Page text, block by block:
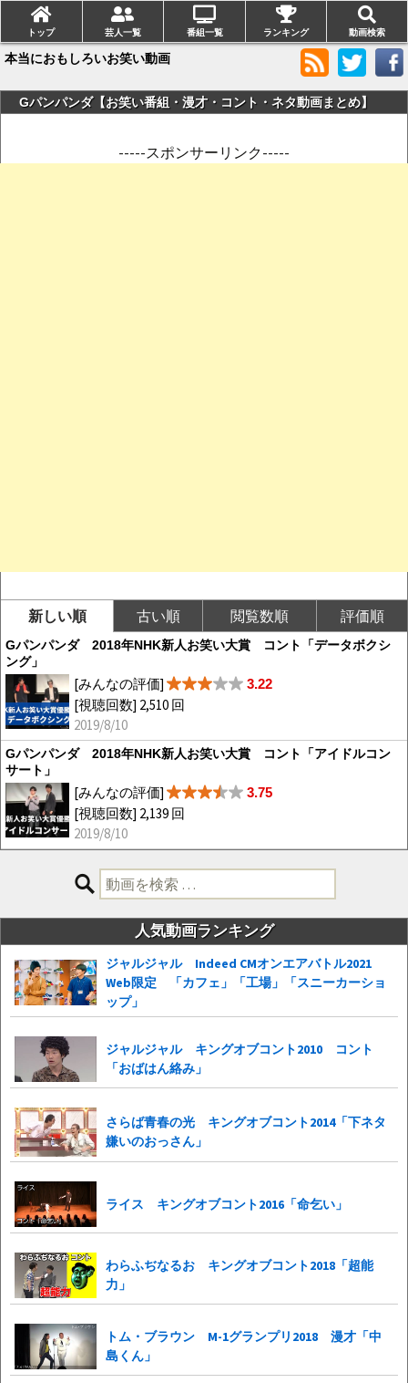
本当におもしろいお笑い動画
Gパンパンダ【お笑い番組・漫才・コント・ネタ動画まとめ】
-----スポンサーリンク-----
新しい順 古い順 閲覧数順 評価順
Gパンパンダ 2018年NHK新人お笑い大賞 コント「データボクシ
ング」
[みんなの評価] 3.22
[視聴回数] 2,510 回
2019/8/10
Gパンパンダ 2018年NHK新人お笑い大賞 コント「アイドルコン
サート」
[みんなの評価] 3.75
[視聴回数] 2,139 回
2019/8/10
検
索:
人気動画ランキング
ジャルジャル Indeed CMオンエアバトル2021
Web限定 「カフェ」「工場」「スニーカーショ
ップ」
ジャルジャル キングオブコント2010 コント
「おばはん絡み」
さらば青春の光 キングオブコント2014「下ネタ
嫌いのおっさん」
ライス キングオブコント2016「命乞い」
わらふぢなるお キングオブコント2018「超能
力」
トム・ブラウン M-1グランプリ2018 漫才「中
島くん」
トップ 芸人一覧 番組一覧 ランキング 動画検索